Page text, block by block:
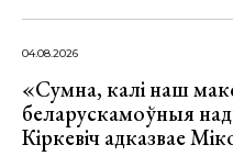
04.08.2026
«Сумна, калі наш
беларускамоўныя
Кіркевіч адказвае